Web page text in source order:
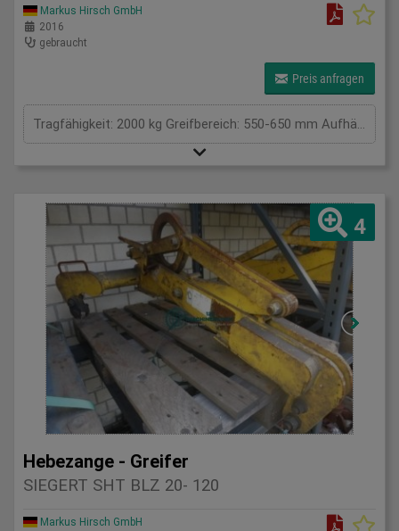
Markus Hirsch GmbH
2016
gebraucht
Preis anfragen
Tragfähigkeit: 2000 kg Greifbereich: 550-650 mm Aufhängung / Größe BxL: . 0 Eigengewicht: . kg Tragkraft: 2 t Spannweite: . mm Gesamtleistungsbedarf: . kW Maschinengewicht ca.: . t Raumbedarf ca.: . m
4
Hebezange - Greifer
SIEGERT SHT BLZ 20- 120
Markus Hirsch GmbH